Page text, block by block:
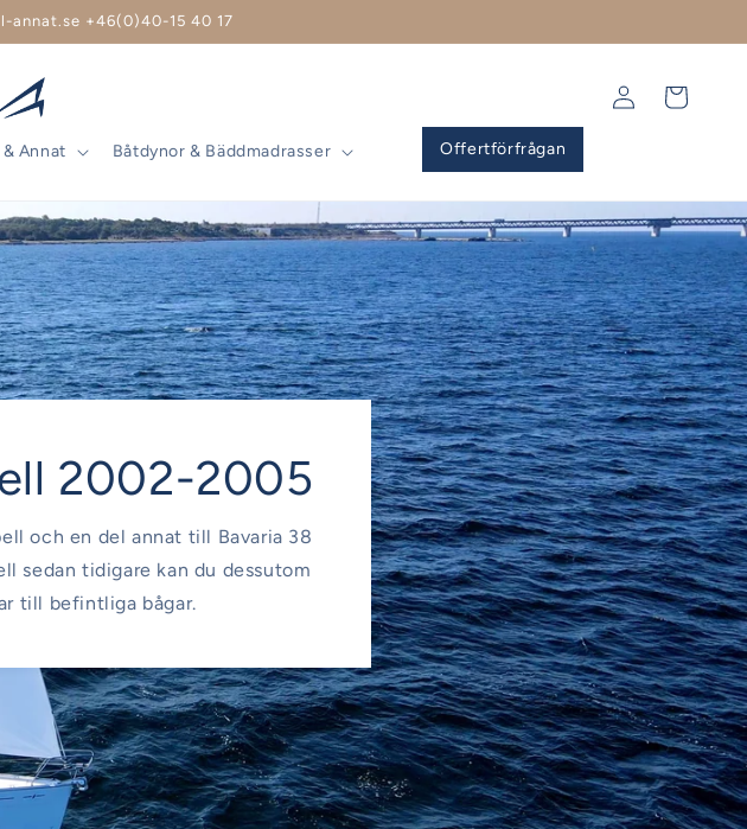
annat.se +46(0)40-15 40 17
Annat Båtdynor & Bäddmadrasser Offertförfrågan
Logga
Varukorg
2002-2005
och en del annat till Bavaria 38
sedan tidigare kan du dessutom
till befintliga bågar.